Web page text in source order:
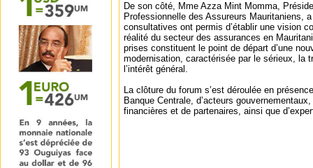
De son côté, Mme Azza Mint Momma,
Professionnelle des Assureurs Mauritaniens,
consultatives ont permis d’établir une vision
réalité du secteur des assurances en
prises constituent le point de départ d’une
modernisation, caractérisée par le sérieux, la
l’intérêt général.
La clôture du forum s’est déroulée en
Banque Centrale, d’acteurs
financières et de partenaires, ainsi que